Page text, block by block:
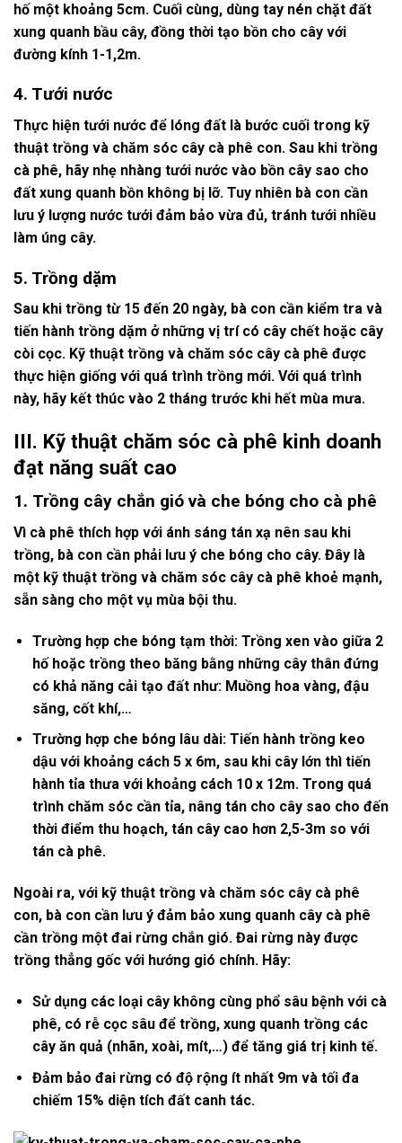
hố một khoảng 5cm. Cuối cùng, dùng tay nén chặt đất
xung quanh bầu cây, đồng thời tạo bồn cho cây với
đường kính 1-1,2m.
4. Tưới nước
Thực hiện tưới nước để lóng đất là bước cuối trong kỹ
thuật trồng và chăm sóc cây cà phê con. Sau khi trồng
cà phê, hãy nhẹ nhàng tưới nước vào bồn cây sao cho
đất xung quanh bồn không bị lỡ. Tuy nhiên bà con cần
lưu ý lượng nước tưới đảm bảo vừa đủ, tránh tưới nhiều
làm úng cây.
5. Trồng dặm
Sau khi trồng từ 15 đến 20 ngày, bà con cần kiểm tra và
tiến hành trồng dặm ở những vị trí có cây chết hoặc cây
còi cọc. Kỹ thuật trồng và chăm sóc cây cà phê được
thực hiện giống với quá trình trồng mới. Với quá trình
này, hãy kết thúc vào 2 tháng trước khi hết mùa mưa.
III. Kỹ thuật chăm sóc cà phê kinh doanh
đạt năng suất cao
1. Trồng cây chắn gió và che bóng cho cà phê
Vì cà phê thích hợp với ánh sáng tán xạ nên sau khi
trồng, bà con cần phải lưu ý che bóng cho cây. Đây là
một kỹ thuật trồng và chăm sóc cây cà phê khoẻ mạnh,
sẵn sàng cho một vụ mùa bội thu.
Trường hợp che bóng tạm thời: Trồng xen vào giữa 2
hố hoặc trồng theo băng bằng những cây thân đứng
có khả năng cải tạo đất như: Muồng hoa vàng, đậu
săng, cốt khí,…
Trường hợp che bóng lâu dài: Tiến hành trồng keo
dậu với khoảng cách 5 x 6m, sau khi cây lớn thì tiến
hành tỉa thưa với khoảng cách 10 x 12m. Trong quá
trình chăm sóc cần tỉa, nâng tán cho cây sao cho đến
thời điểm thu hoạch, tán cây cao hơn 2,5-3m so với
tán cà phê.
Ngoài ra, với kỹ thuật trồng và chăm sóc cây cà phê
con, bà con cần lưu ý đảm bảo xung quanh cây cà phê
cần trồng một đai rừng chắn gió. Đai rừng này được
trồng thẳng gốc với hướng gió chính. Hãy:
Sử dụng các loại cây không cùng phổ sâu bệnh với cà
phê, có rễ cọc sâu để trồng, xung quanh trồng các
cây ăn quả (nhãn, xoài, mít,…) để tăng giá trị kinh tế.
Đảm bảo đai rừng có độ rộng ít nhất 9m và tối đa
chiếm 15% diện tích đất canh tác.